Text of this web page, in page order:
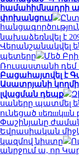
համահիմնադրի
փոխանցում
նախաձեռնվել է
Վերանշանակվել
պետերը
Մեծ
Ռուսաստանի
Բացահայտվել է
Ասատրյանի
լվացման դեպք
սաները պատմել
ունեցած uեռшկшն
Փաշինյանը
Եվրասիական
կազմով նիստը
անրջում ա, որ